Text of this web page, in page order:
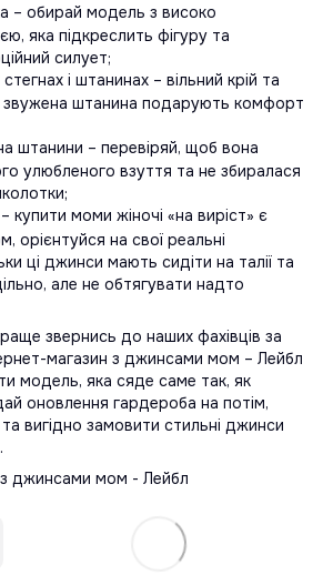
– обирай модель з високо
яка підкреслить фігуру та
силует;
і штанинах – вільний крій та
звужена штанина подарують комфорт
штанини – перевіряй, щоб вона
улюбленого взуття та не збиралася
купити моми жіночі «на виріст» є
орієнтуйся на свої реальні
ці джинси мають сидіти на талії та
але не обтягувати надто
звернись до наших фахівців за
магазин з джинсами мом – Лейбл
модель, яка сяде саме так, як
оновлення гардероба на потім,
вигідно замовити стильні джинси